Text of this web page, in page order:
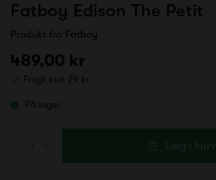
Fatboy Edison The Petit
Produkt fra Fatboy
489,00 kr
Fragt kun 29 kr
På lager
Læg i kurv